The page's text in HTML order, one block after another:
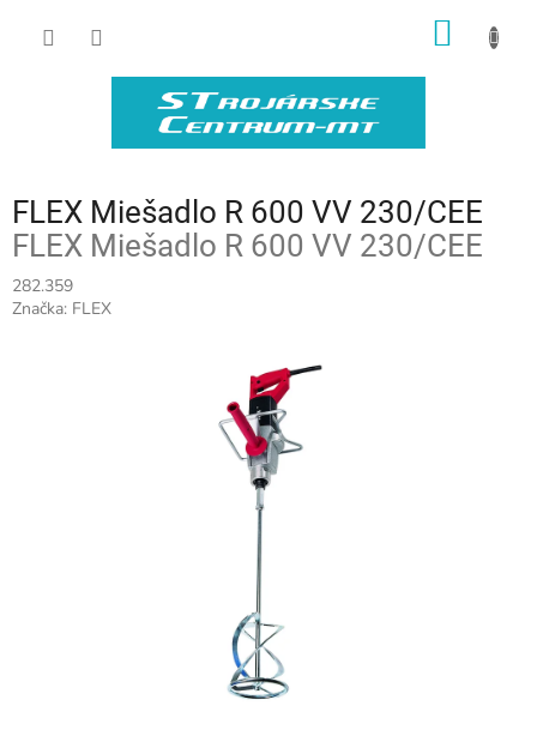
FLEX Miešadlo R 600 VV 230/CEE
FLEX Miešadlo R 600 VV 230/CEE
282.359
Značka: FLEX